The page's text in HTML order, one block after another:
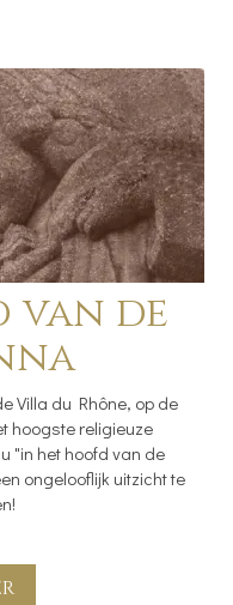
van de
Villa du Rhône, op de
hoogste religieuze
"in het hoofd van de
​​ongelooflijk uitzicht te